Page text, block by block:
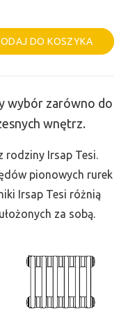
DO KOSZYKA
wybór zarówno do
wnętrz.
rodziny Irsap Tesi.
pionowych rurek
Irsap Tesi różnią
za sobą.